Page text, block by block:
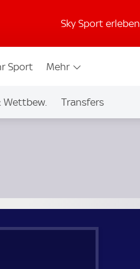
Sky Sport erleben
Sport Mehr
Wettbew. Transfers